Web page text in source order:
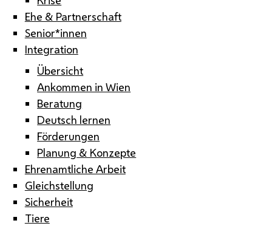
Ehe & Partnerschaft
Senior*innen
Integration
Übersicht
Ankommen in Wien
Beratung
Deutsch lernen
Förderungen
Planung & Konzepte
Ehrenamtliche Arbeit
Gleichstellung
Sicherheit
Tiere